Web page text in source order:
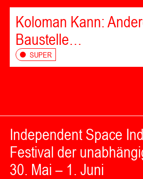
Koloman Kann:
Baustelle…
SUPER
Independent Space
Festival der
30. Mai – 1. Juni